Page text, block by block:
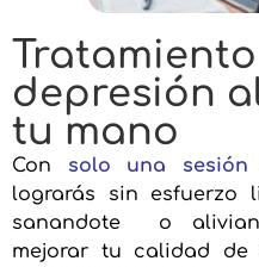
depresión
tu mano
Con solo una
lograrás sin esfuerzo
sanandote o
mejorar tu calidad